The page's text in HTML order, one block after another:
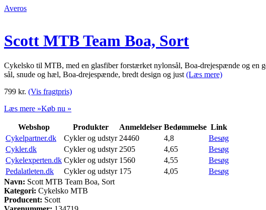
Averos
Scott MTB Team Boa, Sort
Cykelsko til MTB, med en glasfiber forstærket nylonsål, Boa-drejespænde og
sål, snude og hæl, Boa-drejespænde, bredt design og just (Læs mere)
799 kr. (Vis fragtpris)
Læs mere »Køb nu »
Webshop Produkter Anmeldelser Bedømmelse Link
Cykelpartner.dk
Cykler og udstyr 24460 4,8
Besøg
Cykler.dk
Cykler og udstyr 2505 4,65
Besøg
Cykelexperten.dk Cykler og udstyr 1560 4,55
Besøg
Pedalatleten.dk
Cykler og udstyr 175 4,05
Besøg
Navn: Scott MTB Team Boa, Sort
Kategori: Cykelsko MTB
Producent: Scott